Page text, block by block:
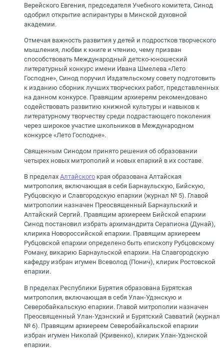
Верейского Евгения, председателя Учебного комитета, Синод
одобрил открытие аспирантуры в Минской духовной
академии.
Отмечая важность развития у детей и подростков творческого
мышления, любви к книге и чтению, чему призван
способствовать Международный детско-юношеский
литературный конкурс имени Ивана Шмелева «Лето
Господне», Синод поручил Издательскому совету подготовить
к изданию сборник лучших творческих работ, представленных
на данном конкурсе. Правящим архиереям рекомендовано
содействовать развитию книжной культуры и навыков к
литературному творчеству среди подрастающего поколения
через широкое участие школьников в Международном
конкурсе «Лето Господне».
Священным Синодом принято решения об образовании
четырех новых митрополий и новых епархий в их составе.
В пределах Алтайского края образована Алтайская
митрополия, включающая в себя Барнаульскую, Бийскую,
Рубцовскую и Славгородскую епархии (журнал № 5). Главой
митрополии назначен Преосвященный Барнаульский и
Алтайский Сергий. Правящим архиереем Бийской епархии
Синод постановил избрать архимандрита Серапиона (Дунай),
клирика Новороссийской епархии. Правящим архиереем
Рубцовской епархии определено быть епископу Рубцовскому
Роману, викарию Барнаульской епархии. На Славгородскую
кафедру избран игумен Всеволод (Понич), клирик Ростовской
епархии.
В пределах Республики Бурятия образована Бурятская
митрополия, включающая в себя Улан-Удэнскую и
Северобайкальскую епархии. Главой митрополии назначен
Преосвященный Улан-Удэнский и Бурятский Савватий (журнал
№ 6). Правящим архиереем Северобайкальской епархии
избран игумен Николай (Кривенко), клирик Улан-Удэнской
епархии.